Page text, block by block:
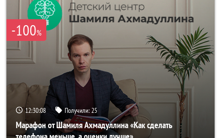
-100%
12:30:05 Получили:25
Марафон от Шамиля Ахмадуллина «Как сделать